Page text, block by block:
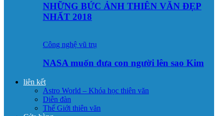
NHỮNG BỨC ẢNH THIÊN VĂN ĐẸP
NHẤT 2018
Công nghệ vũ trụ
NASA muốn đưa con người lên sao Kim
liên kết
Astro World – Khóa học thiên văn
Diễn đàn
Thế Giới thiên văn